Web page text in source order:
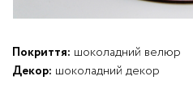
Покриття: шоколадний велюр
Декор: шоколадний декор